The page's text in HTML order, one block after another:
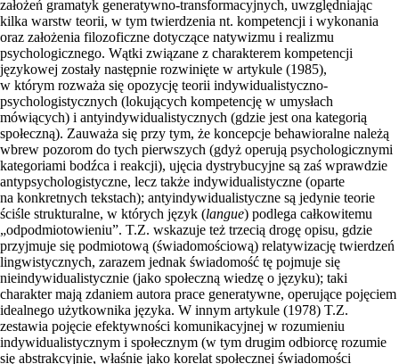
założeń gramatyk generatywno-transformacyjnych, uwzględniając
kilka warstw teorii, w tym twierdzenia nt. kompetencji i wykonania
oraz założenia filozoficzne dotyczące natywizmu i realizmu
psychologicznego. Wątki związane z charakterem kompetencji
językowej zostały następnie rozwinięte w artykule (1985),
w którym rozważa się opozycję teorii indywidualistyczno-
psychologistycznych (lokujących kompetencję w umysłach
mówiących) i antyindywidualistycznych (gdzie jest ona kategorią
społeczną). Zauważa się przy tym, że koncepcje behawioralne należą
wbrew pozorom do tych pierwszych (gdyż operują psychologicznymi
kategoriami bodźca i reakcji), ujęcia dystrybucyjne są zaś wprawdzie
antypsychologistyczne, lecz także indywidualistyczne (oparte
na konkretnych tekstach); antyindywidualistyczne są jedynie teorie
ściśle strukturalne, w których język (langue) podlega całkowitemu
„odpodmiotowieniu”. T.Z. wskazuje też trzecią drogę opisu, gdzie
przyjmuje się podmiotową (świadomościową) relatywizację twierdzeń
lingwistycznych, zarazem jednak świadomość tę pojmuje się
nieindywidualistycznie (jako społeczną wiedzę o języku); taki
charakter mają zdaniem autora prace generatywne, operujące pojęciem
idealnego użytkownika języka. W innym artykule (1978) T.Z.
zestawia pojęcie efektywności komunikacyjnej w rozumieniu
indywidualistycznym i społecznym (w tym drugim odbiorcę rozumie
się abstrakcyjnie, właśnie jako korelat społecznej świadomości